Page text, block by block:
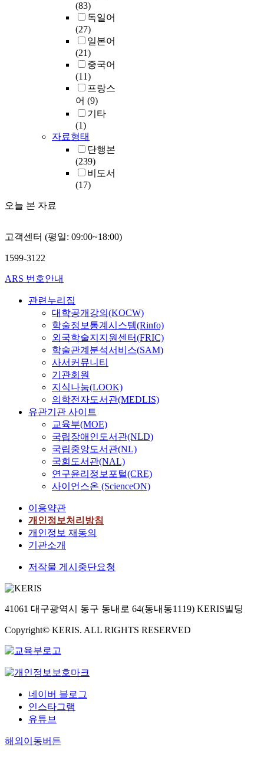
(83)
독일어
(27)
일본어
(21)
중국어
(11)
프랑스
어 (9)
기타
(1)
자료형태
단행본
(239)
비도서
(17)
오늘 본 자료
고객센터 (평일: 09:00~18:00)
1599-3122
ARS 번호안내
관련누리집
대학공개강의(KOCW)
학술정보통계시스템(Rinfo)
외국학술지지원센터(FRIC)
학술관계분석서비스(SAM)
사서커뮤니티
기관회원
지식나눔(LOOK)
의학전자도서관(MEDLIS)
유관기관 사이트
교육부(MOE)
국립장애인도서관(NLD)
국립중앙도서관(NL)
국회도서관(NAL)
연구윤리정보포털(CRE)
사이언스온 (ScienceON)
이용약관
개인정보처리방침
개인정보 재동의
기관소개
저작물 게시중단요청
41061 대구광역시 동구 동내로 64(동내동1119) KERIS빌딩
Copyright© KERIS. ALL RIGHTS RESERVED
네이버 블로그
인스타그램
유튜브
해외이동버튼